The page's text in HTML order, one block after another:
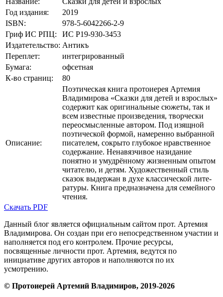
Год издания:
2019
ISBN:
978-5-6042266-2-9
Гриф ИС РПЦ:
ИС Р19-930-3453
Издатетельство: Антикъ
Переплет:
интегрированный
Бумага:
офсетная
К-во страниц:
80
Описание:
Поэтическая книга протоиерея Артемия
Владими­рова «Сказки для детей и взрослых»
содержит как ори­гинальные сюжеты, так и
всем известные произве­дения, творчески
переосмысленные автором. Под изящной
поэтической формой, намеренно выбранной
писателем, сокрыто глубокое нравственное
содержа­ние. Ненавязчивое назидание
понятно и умудрённому жизненным опытом
читателю, и детям. Художествен­ный стиль
сказок выдержан в духе классической лите­
ратуры. Книга предназначена для семейного
чтения.
Скачать PDF
Данный блог является официальным сайтом прот. Артемия
Владимирова. Он создан при его непосредственном участии и
наполняется под его контролем. Прочие ресурсы,
посвященные личности прот. Артемия, ведутся по
инициативе других авторов и наполняются по их
усмотрению.
© Протоиерей Артемий Владимиров, 2019-2026